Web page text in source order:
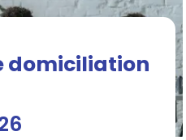
domiciliation